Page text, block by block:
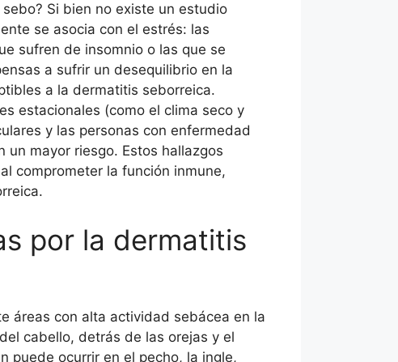
Si bien no existe un estudio
se asocia con el estrés: las
sufren de insomnio o las que se
a sufrir un desequilibrio en la
a la dermatitis seborreica.
estacionales (como el clima seco y
y las personas con enfermedad
mayor riesgo. Estos hallazgos
comprometer la función inmune,
por la dermatitis
áreas con alta actividad sebácea en la
cabello, detrás de las orejas y el
puede ocurrir en el pecho, la ingle,